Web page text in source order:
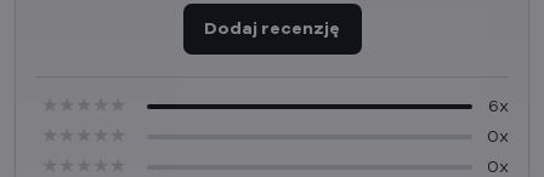
Dodaj recenzję
6x
0x
0x